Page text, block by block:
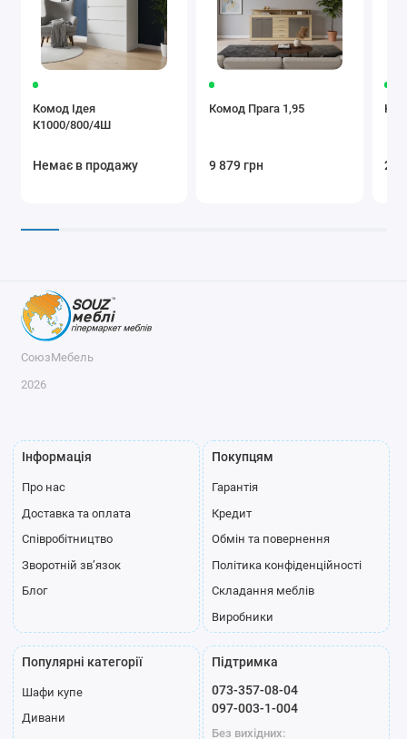
Комод Ідея
К1000/800/4Ш
Немає в продажу
Комод Прага 1,95
9 879 грн 25
СоюзМебель
2026
Інформація
Про нас
Доставка та оплата
Співробітництво
Зворотній зв’язок
Блог
Покупцям
Гарантія
Кредит
Обмін та повернення
Політика конфіденційності
Складання меблів
Виробники
Популярні категорії
Шафи купе
Дивани
Підтримка
073-357-08-04
097-003-1-004
Без вихідних: